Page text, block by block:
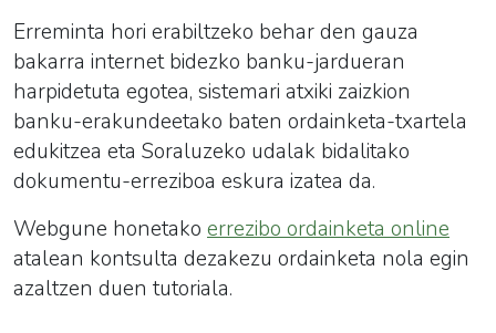
Erreminta hori erabiltzeko behar den gauza
bakarra internet bidezko banku-jardueran
harpidetuta egotea, sistemari atxiki zaizkion
banku-erakundeetako baten ordainketa-txartela
edukitzea eta Soraluzeko udalak bidalitako
dokumentu-erreziboa eskura izatea da.
Webgune honetako errezibo ordainketa online
atalean kontsulta dezakezu ordainketa nola egin
azaltzen duen tutoriala.